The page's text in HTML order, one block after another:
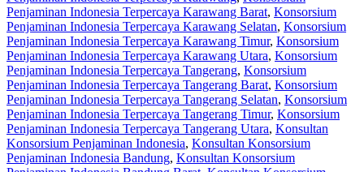
Penjaminan Indonesia Terpercaya Karawang Barat, Konsorsium
Penjaminan Indonesia Terpercaya Karawang Selatan, Konsorsium
Penjaminan Indonesia Terpercaya Karawang Timur, Konsorsium
Penjaminan Indonesia Terpercaya Karawang Utara, Konsorsium
Penjaminan Indonesia Terpercaya Tangerang, Konsorsium
Penjaminan Indonesia Terpercaya Tangerang Barat, Konsorsium
Penjaminan Indonesia Terpercaya Tangerang Selatan, Konsorsium
Penjaminan Indonesia Terpercaya Tangerang Timur, Konsorsium
Penjaminan Indonesia Terpercaya Tangerang Utara, Konsultan
Konsorsium Penjaminan Indonesia, Konsultan Konsorsium
Penjaminan Indonesia Bandung, Konsultan Konsorsium